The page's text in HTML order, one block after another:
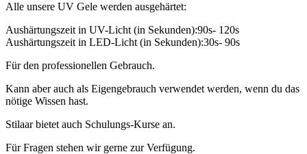
Alle unsere UV Gele werden ausgehärtet:
Aushärtungszeit in UV-Licht (in Sekunden):90s- 120s
Aushärtungszeit in LED-Licht (in Sekunden):30s- 90s
Für den professionellen Gebrauch.
Kann aber auch als Eigengebrauch verwendet werden, wenn du das
nötige Wissen hast.
Stilaar bietet auch Schulungs-Kurse an.
Für Fragen stehen wir gerne zur Verfügung.